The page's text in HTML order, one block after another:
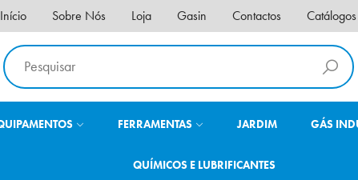
Início Sobre Nós Loja Gasin Contactos Catálogos
FERRAMENTAS JARDIM GÁS
QUÍMICOS E LUBRIFICANTES